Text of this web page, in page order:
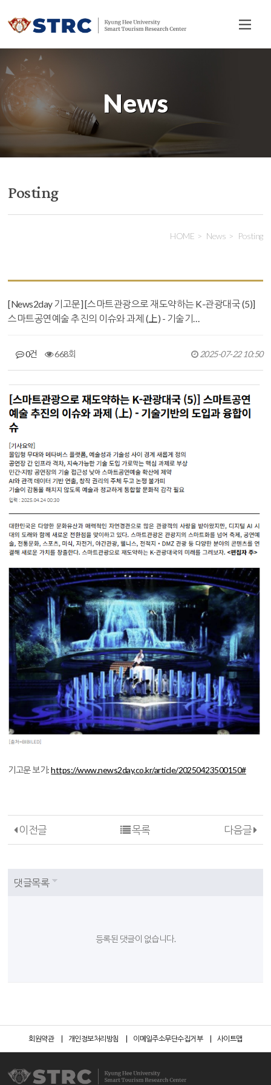
전
체
News
Posting
HOME News Posting
[News2day 기고문] [스마트관광으로 재도약하는 K-관광대국 (5)]
스마트공연예술 추진의 이슈와 과제 (上) - 기술기…
0건 668회 2025-07-22 10:50
기고문 보기:https://www.news2day.co.kr/article/20250423500150#
이전글 다음글
목록
댓글목록
등록된 댓글이 없습니다.
회원약관 개인정보처리방침 이메일주소무단수집거부 사이트맵